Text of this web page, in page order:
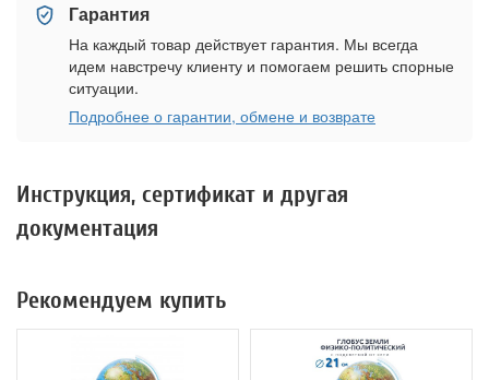
Гарантия
На каждый товар действует гарантия. Мы всегда
идем навстречу клиенту и помогаем решить спорные
ситуации.
Подробнее о гарантии, обмене и возврате
Инструкция, сертификат и другая
документация
Рекомендуем купить